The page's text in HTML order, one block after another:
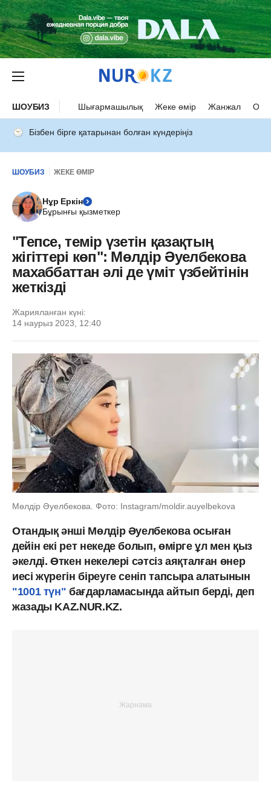
ШОУБИЗ Шығармашылық Жеке өмір Жанжал
Бізбен бірге қатарынан болған күндеріңіз
ШОУБИЗ ЖЕКЕ ӨМІР
Нұр Еркін
Бұрынғы қызметкер
"Тепсе, темір үзетін қазақтың
жігіттері көп": Мөлдір Әуелбекова
махаббаттан әлі де үміт үзбейтінін
жеткізді
Жарияланған күні:
14 наурыз 2023, 12:40
Мөлдір Әуелбекова. Фото: Instagram/moldir.auyelbekova
Отандық әнші Мөлдір Әуелбекова осыған
дейін екі рет некеде болып, өмірге ұл мен қыз
әкелді. Өткен некелері сәтсіз аяқталған өнер
иесі жүрегін біреуге сеніп тапсыра алатынын
"1001 түн" бағдарламасында айтып берді, деп
жазады KAZ.NUR.KZ.